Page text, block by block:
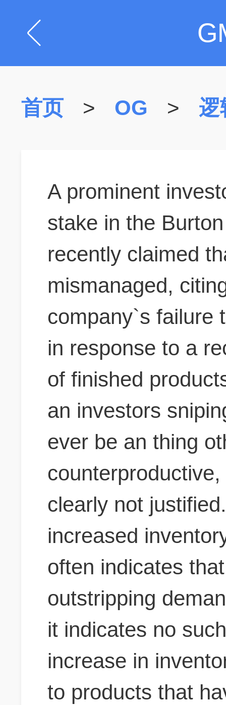
首页 > OG > 逻
A prominent
stake in the
recently claimed
mismanaged,
company`s failure
in response to a
of finished
an investors
ever be an thing
clearly not
increased
often indicates
outstripping
it indicates no
increase in
to products that